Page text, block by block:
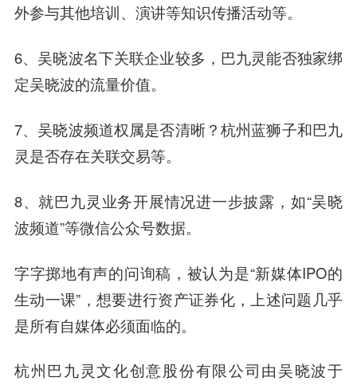
外参与其他培训、演讲等知识传播活动等。
6、吴晓波名下关联企业较多， 巴九灵能否独家绑
定吴晓波的流量价值。
7、吴晓波频道权属是否清晰？杭州蓝狮子和巴九
灵是否存在关联交易等。
8、就巴九灵业务开展情况进一步披露，如“吴晓
波频道”等微信公众号数据。
字字掷地有声的问询稿，被认为是“新媒体IPO的
生动一课”，想要进行资产证券化，上述问题几乎
是所有自媒体必须面临的。
杭州巴九灵文化创意股份有限公司由吴晓波于